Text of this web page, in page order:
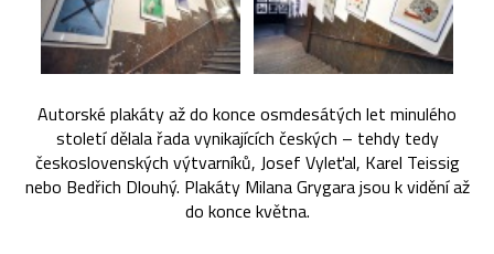
Autorské plakáty až do konce osmdesátých let minulého
století dělala řada vynikajících českých – tehdy tedy
československých výtvarníků, Josef Vyleťal, Karel Teissig
nebo Bedřich Dlouhý. Plakáty Milana Grygara jsou k vidění až
do konce května.